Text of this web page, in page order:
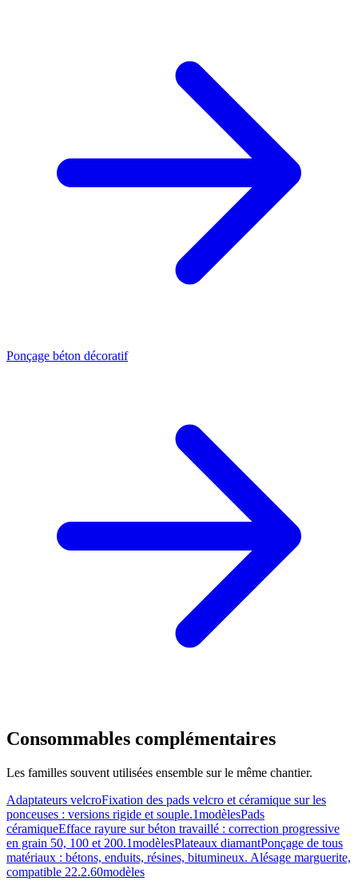
Ponçage béton décoratif
Consommables complémentaires
Les familles souvent utilisées ensemble sur le même chantier.
Adaptateurs velcroFixation des pads velcro et céramique sur les
ponceuses : versions rigide et souple.1modèlesPads
céramiqueEfface rayure sur béton travaillé : correction progressive
en grain 50, 100 et 200.1modèlesPlateaux diamantPonçage de tous
matériaux : bétons, enduits, résines, bitumineux. Alésage marguerite,
compatible 22.2.60modèles